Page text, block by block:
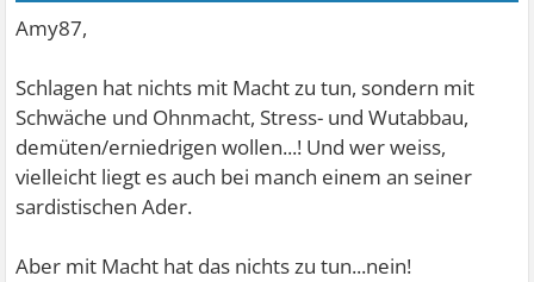
Amy87,
Schlagen hat nichts mit Macht zu tun, sondern mit
Schwäche und Ohnmacht, Stress- und Wutabbau,
demüten/erniedrigen wollen...! Und wer weiss,
vielleicht liegt es auch bei manch einem an seiner
sardistischen Ader.
Aber mit Macht hat das nichts zu tun...nein!